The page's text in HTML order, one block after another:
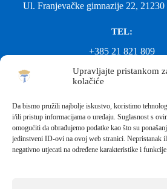
Upravljajte pristankom
kolačiće
Da bismo pružili najbolje iskustvo, koristimo
i/ili pristup informacijama o uređaju. Suglasnost s
omogućiti da obrađujemo podatke kao što su
jedinstveni ID-ovi na ovoj web stranici. Nepristanak
negativno utjecati na određene karakteristike i funkcije.
Ul. Franjevačke gimnazije 22,
TEL:
+385 21 821 809
EMAIL:
EMAIL:
fkgsinj@gmail.com
Svako neovlašteno preuzimanje fotografija